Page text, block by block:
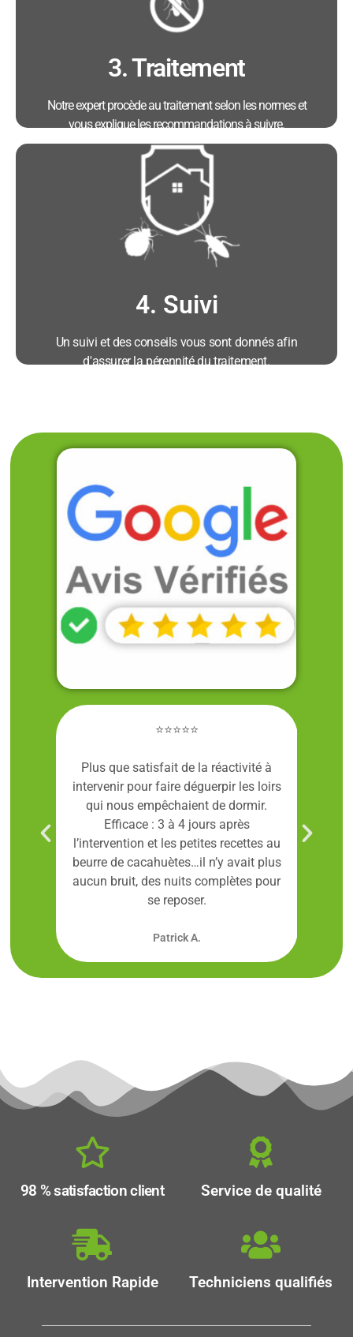
Mise en place d'une stratégie de traitement sur
3. Traitement
Notre expert procède au traitement selon les normes et
vous explique les recommandations à suivre.
• Intervention dans les 4h
• Technicien agréé certibiocide
• Un traitement efficace et sur mesure
4. Suivi
Un suivi et des conseils vous sont donnés afin
d'assurer la pérennité du traitement.
Avantages :
• Suivi téléphonique et ré-intervention si
nécessaire
• Garantie de résultats pour nos contrats
• Explications et recommandations
⭐⭐⭐⭐⭐
Plus que satisfait de la réactivité à
intervenir pour faire déguerpir les loirs
qui nous empêchaient de dormir.
Efficace : 3 à 4 jours après
l’intervention et les petites recettes au
beurre de cacahuètes…il n’y avait plus
aucun bruit, des nuits complètes pour
se reposer.
Patrick A.
98 % satisfaction client Service de qualité
Intervention Rapide Techniciens qualifiés